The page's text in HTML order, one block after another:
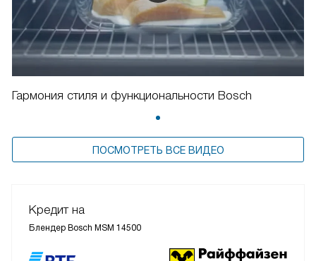
Гармония стиля и функциональности Bosch
ПОСМОТРЕТЬ ВСЕ ВИДЕО
Кредит на
Блендер Bosch MSM 14500